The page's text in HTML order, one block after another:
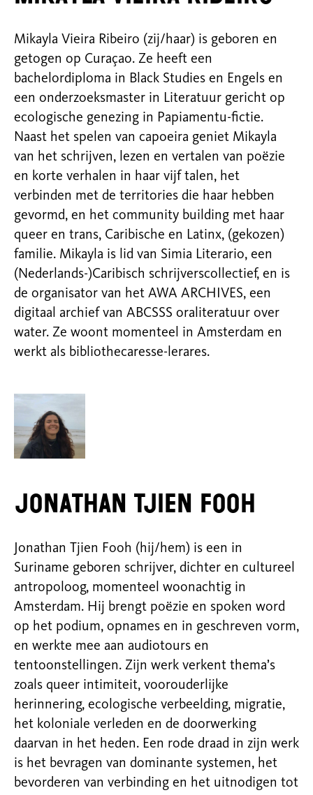
Mikayla Vieira Ribeiro (zij/haar) is geboren en
getogen op Curaçao. Ze heeft een
bachelordiploma in Black Studies en Engels en
een onderzoeksmaster in Literatuur gericht op
ecologische genezing in Papiamentu-fictie.
Naast het spelen van capoeira geniet Mikayla
van het schrijven, lezen en vertalen van poëzie
en korte verhalen in haar vijf talen, het
verbinden met de territories die haar hebben
gevormd, en het community building met haar
queer en trans, Caribische en Latinx, (gekozen)
familie. Mikayla is lid van Simia Literario, een
(Nederlands-)Caribisch schrijverscollectief, en is
de organisator van het AWA ARCHIVES, een
digitaal archief van ABCSSS oraliteratuur over
water. Ze woont momenteel in Amsterdam en
werkt als bibliothecaresse-lerares.
Jonathan Tjien Fooh
Jonathan Tjien Fooh (hij/hem) is een in
Suriname geboren schrijver, dichter en cultureel
antropoloog, momenteel woonachtig in
Amsterdam. Hij brengt poëzie en spoken word
op het podium, opnames en in geschreven vorm,
en werkte mee aan audiotours en
tentoonstellingen. Zijn werk verkent thema’s
zoals queer intimiteit, voorouderlijke
herinnering, ecologische verbeelding, migratie,
het koloniale verleden en de doorwerking
daarvan in het heden. Een rode draad in zijn werk
is het bevragen van dominante systemen, het
bevorderen van verbinding en het uitnodigen tot